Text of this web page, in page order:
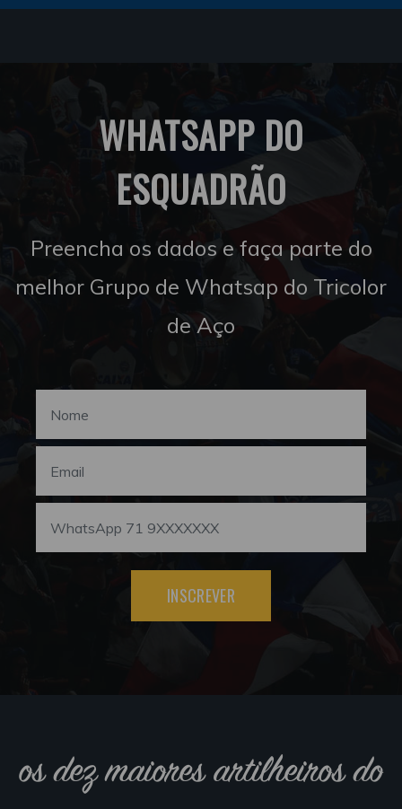
WHATSAPP DO
ESQUADRÃO
Preencha os dados e faça parte do
melhor Grupo de Whatsap do Tricolor
de Aço
INSCREVER
os dez maiores artilheiros do